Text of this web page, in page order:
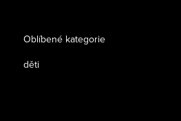
Oblíbené kategorie
děti